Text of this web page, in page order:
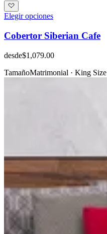
Elegir opciones
Cobertor Siberian Cafe
desde$1,079.00
TamañoMatrimonial · King Size